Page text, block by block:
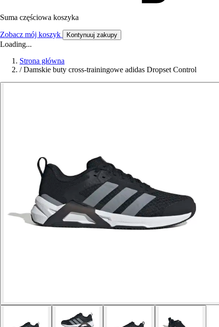
Suma częściowa koszyka
Zobacz mój koszyk Kontynuuj zakupy
Loading...
Strona główna
/ Damskie buty cross-trainingowe adidas Dropset Control